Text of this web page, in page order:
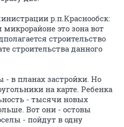
р.п.Краснообск:
это зона вот
строительство
строительства данного
в планах застройки. Но
на карте. Ребенка
- тысячи новых
Вот они - остовы
- пойдут в одну